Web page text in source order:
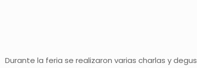
Durante la feria se realizaron varias charlas y